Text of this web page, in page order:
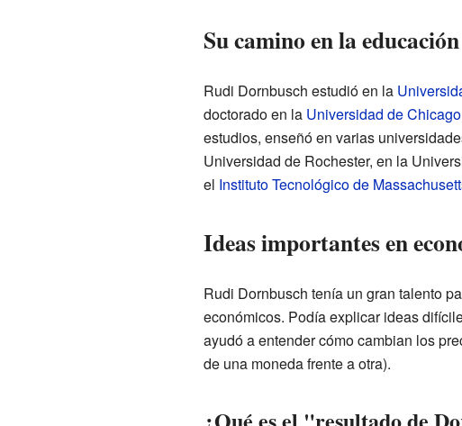
Su camino en la educación
Rudi Dornbusch estudió en la
doctorado en la Universidad de Chicago
estudios, enseñó en varias
Universidad de Rochester, en la
el Instituto Tecnológico de
Ideas importantes en
Rudi Dornbusch tenía un gran talento
económicos. Podía explicar ideas
ayudó a entender cómo cambian los
de una moneda frente a otra).